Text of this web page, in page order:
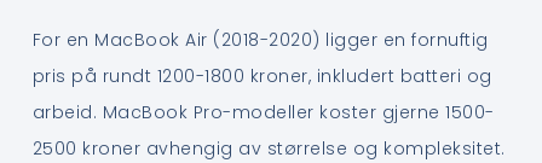
For en MacBook Air (2018-2020) ligger en fornuftig
pris på rundt 1200-1800 kroner, inkludert batteri og
arbeid. MacBook Pro-modeller koster gjerne 1500-
2500 kroner avhengig av størrelse og kompleksitet.